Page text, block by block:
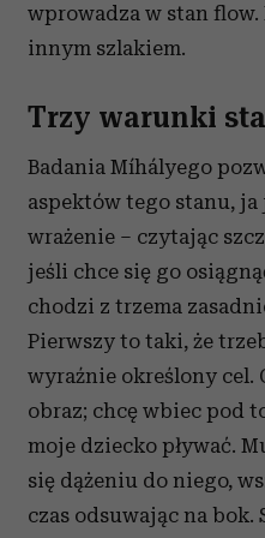
korzystania z ich usług.
wprowadza w stan
innym szlakiem.
Trzy warunki
Badania Míhályego
aspektów tego stanu, ja
wrażenie – czytając
jeśli chce się go
chodzi z trzema
Pierwszy to taki, że
wyraźnie określony cel.
obraz; chcę wbiec pod
moje dziecko pływać.
się dążeniu do niego,
czas odsuwając na bok.